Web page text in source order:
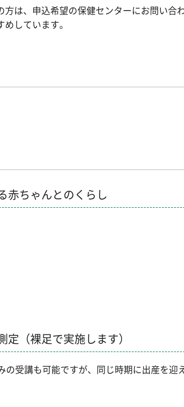
は、申込希望の保健センターにお問い合
しています。
赤ちゃんとのくらし
（裸足で実施します）
の受講も可能ですが、同じ時期に出産を